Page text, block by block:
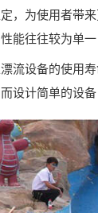
，为使用者带
能往往较为单
流设备的使用
设计简单的设